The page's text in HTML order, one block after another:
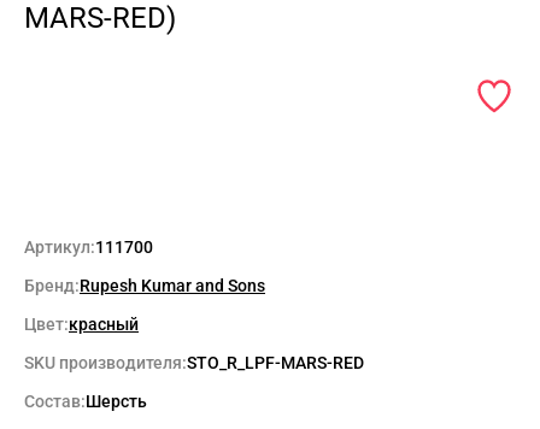
MARS-RED)
Артикул:111700
Бренд:Rupesh Kumar and Sons
Цвет:красный
SKU производителя:STO_R_LPF-MARS-RED
Состав:Шерсть